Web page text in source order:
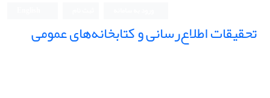
تحقیقات اطلاع‌رسانی و کتابخانه‌های عمومی